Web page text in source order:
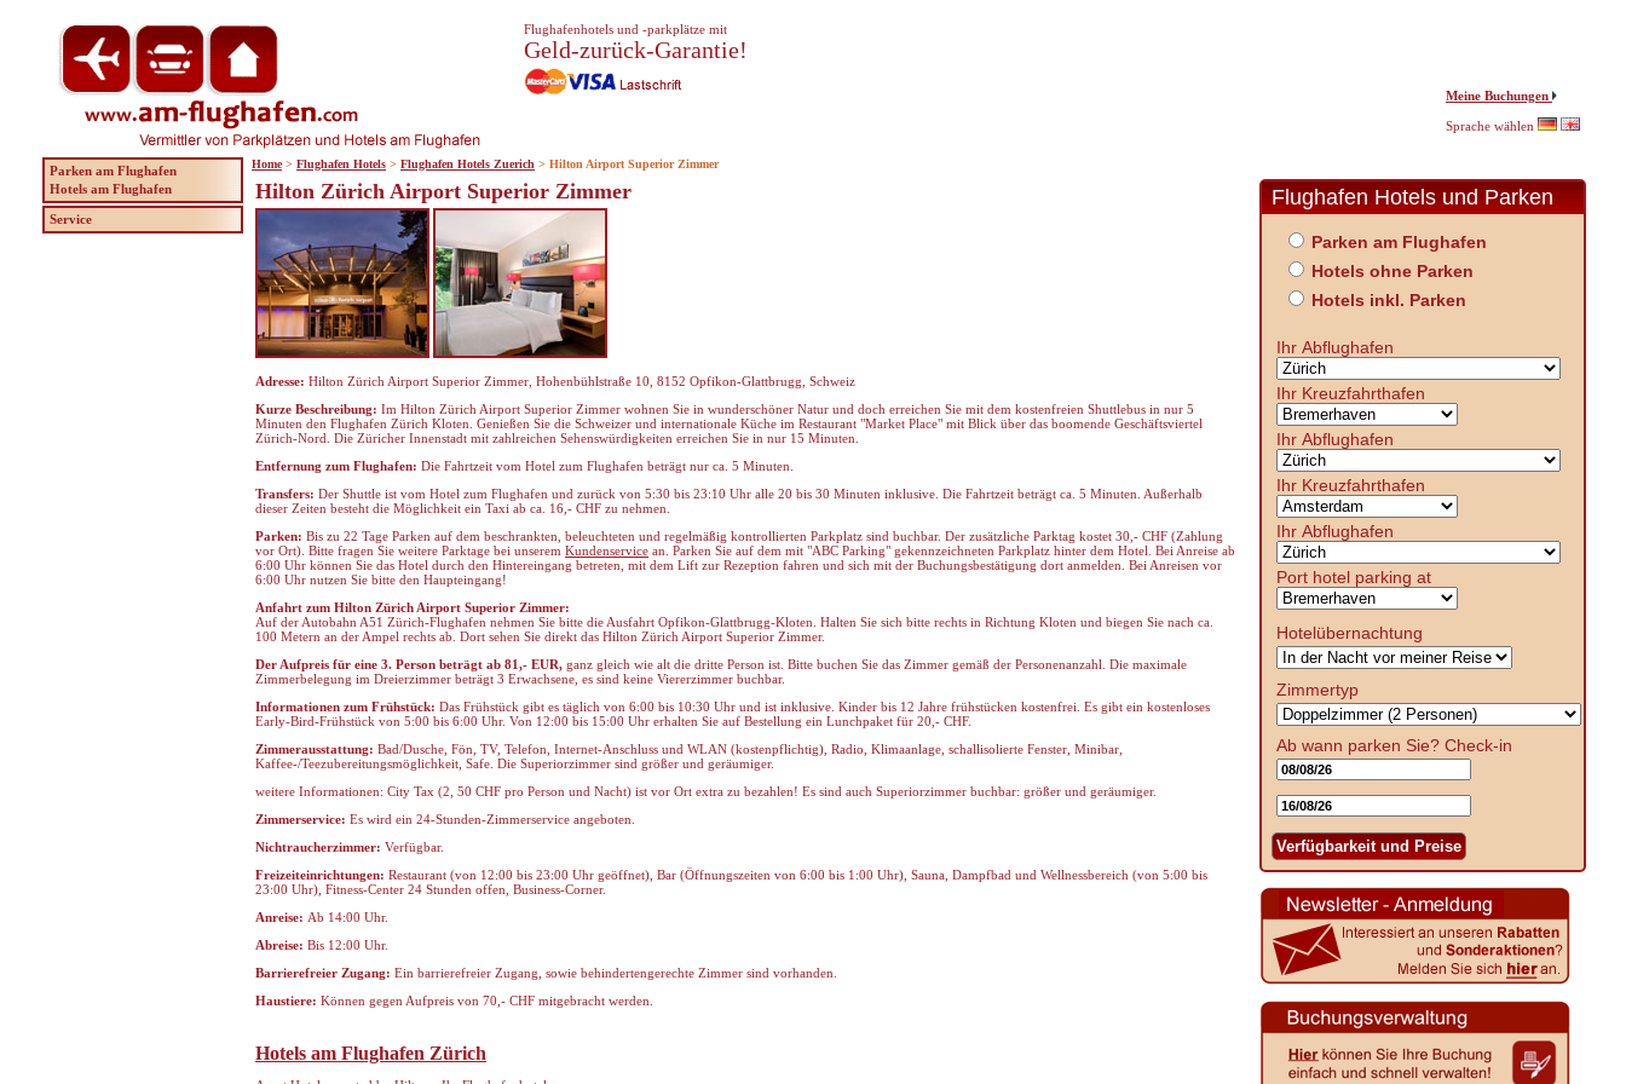
Hilton Zürich Airport Superior Zimmer
Adresse: Hilton Zürich Airport Superior Zimmer, Hohenbühlstraße 10, 8152 Opfikon-Glattbrugg, Schweiz
Kurze Beschreibung: Im Hilton Zürich Airport Superior Zimmer wohnen Sie in wunderschöner Natur und doch erreichen Sie mit dem kostenfreien Shuttlebus in nur 5
Minuten den Flughafen Zürich Kloten. Genießen Sie die Schweizer und internationale Küche im Restaurant "Market Place" mit Blick über das boomende Geschäftsviertel
Zürich-Nord. Die Züricher Innenstadt mit zahlreichen Sehenswürdigkeiten erreichen Sie in nur 15 Minuten.
Entfernung zum Flughafen: Die Fahrtzeit vom Hotel zum Flughafen beträgt nur ca. 5 Minuten.
Transfers: Der Shuttle ist vom Hotel zum Flughafen und zurück von 5:30 bis 23:10 Uhr alle 20 bis 30 Minuten inklusive. Die Fahrtzeit beträgt ca. 5 Minuten. Außerhalb
dieser Zeiten besteht die Möglichkeit ein Taxi ab ca. 16,- CHF zu nehmen.
Parken: Bis zu 22 Tage Parken auf dem beschrankten, beleuchteten und regelmäßig kontrollierten Parkplatz sind buchbar. Der zusätzliche Parktag kostet 30,- CHF (Zahlung
vor Ort). Bitte fragen Sie weitere Parktage bei unserem Kundenservice an. Parken Sie auf dem mit "ABC Parking" gekennzeichneten Parkplatz hinter dem Hotel. Bei Anreise ab
6:00 Uhr können Sie das Hotel durch den Hintereingang betreten, mit dem Lift zur Rezeption fahren und sich mit der Buchungsbestätigung dort anmelden. Bei Anreisen vor
6:00 Uhr nutzen Sie bitte den Haupteingang!
Anfahrt zum Hilton Zürich Airport Superior Zimmer:
Auf der Autobahn A51 Zürich-Flughafen nehmen Sie bitte die Ausfahrt Opfikon-Glattbrugg-Kloten. Halten Sie sich bitte rechts in Richtung Kloten und biegen Sie nach ca.
100 Metern an der Ampel rechts ab. Dort sehen Sie direkt das Hilton Zürich Airport Superior Zimmer.
Der Aufpreis für eine 3. Person beträgt ab 81,- EUR, ganz gleich wie alt die dritte Person ist. Bitte buchen Sie das Zimmer gemäß der Personenanzahl. Die maximale
Zimmerbelegung im Dreierzimmer beträgt 3 Erwachsene, es sind keine Viererzimmer buchbar.
Informationen zum Frühstück: Das Frühstück gibt es täglich von 6:00 bis 10:30 Uhr und ist inklusive. Kinder bis 12 Jahre frühstücken kostenfrei. Es gibt ein kostenloses
Early-Bird-Frühstück von 5:00 bis 6:00 Uhr. Von 12:00 bis 15:00 Uhr erhalten Sie auf Bestellung ein Lunchpaket für 20,- CHF.
Zimmerausstattung: Bad/Dusche, Fön, TV, Telefon, Internet-Anschluss und WLAN (kostenpflichtig), Radio, Klimaanlage, schallisolierte Fenster, Minibar,
Kaffee-/Teezubereitungsmöglichkeit, Safe. Die Superiorzimmer sind größer und geräumiger.
weitere Informationen: City Tax (2, 50 CHF pro Person und Nacht) ist vor Ort extra zu bezahlen! Es sind auch Superiorzimmer buchbar: größer und geräumiger.
Zimmerservice: Es wird ein 24-Stunden-Zimmerservice angeboten.
Nichtraucherzimmer: Verfügbar.
Freizeiteinrichtungen: Restaurant (von 12:00 bis 23:00 Uhr geöffnet), Bar (Öffnungszeiten von 6:00 bis 1:00 Uhr), Sauna, Dampfbad und Wellnessbereich (von 5:00 bis
23:00 Uhr), Fitness-Center 24 Stunden offen, Business-Corner.
Anreise: Ab 14:00 Uhr.
Abreise: Bis 12:00 Uhr.
Barrierefreier Zugang: Ein barrierefreier Zugang, sowie behindertengerechte Zimmer sind vorhanden.
Haustiere: Können gegen Aufpreis von 70,- CHF mitgebracht werden.
Hotels am Flughafen Zürich
Meine Buchungen
Sprache wählen
Parken am Flughafen
Hotels am Flughafen
Service
Flughafen Hotels und Parken
Parken am Flughafen
Hotels ohne Parken
Hotels inkl. Parken
Ihr Abflughafen
Ihr Kreuzfahrthafen
Ihr Abflughafen
Ihr Kreuzfahrthafen
Ihr Abflughafen
Port hotel parking at
Hotelübernachtung
Zimmertyp
Ab wann parken Sie? Check-in
Verfügbarkeit und Preise
Flughafenhotels und -parkplätze mit
Geld-zurück-Garantie!
Home > Flughafen Hotels > Flughafen Hotels Zuerich > Hilton Airport Superior Zimmer